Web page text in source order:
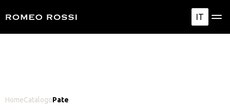
IT
HomeCatalogoPate